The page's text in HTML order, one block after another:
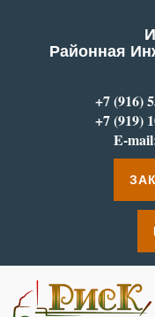
Районная
+7 (916)
+7 (919)
E-